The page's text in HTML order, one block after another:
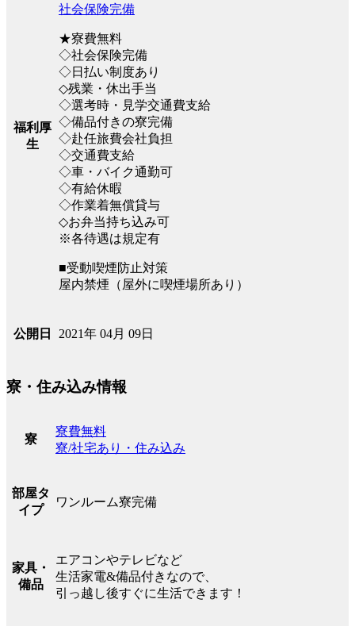
福利厚
生
社会保険完備
★寮費無料
◇社会保険完備
◇日払い制度あり
◇残業・休出手当
◇選考時・見学交通費支給
◇備品付きの寮完備
◇赴任旅費会社負担
◇交通費支給
◇車・バイク通勤可
◇有給休暇
◇作業着無償貸与
◇お弁当持ち込み可
※各待遇は規定有
■受動喫煙防止対策
屋内禁煙（屋外に喫煙場所あり）
公開日 2021年 04月 09日
寮・住み込み情報
寮
寮費無料
寮/社宅あり・住み込み
部屋タ
イプ
ワンルーム寮完備
家具・
備品
エアコンやテレビなど
生活家電&備品付きなので、
引っ越し後すぐに生活できます！